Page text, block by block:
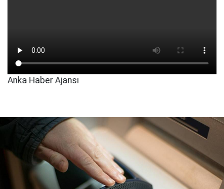
Anka Haber Ajansı